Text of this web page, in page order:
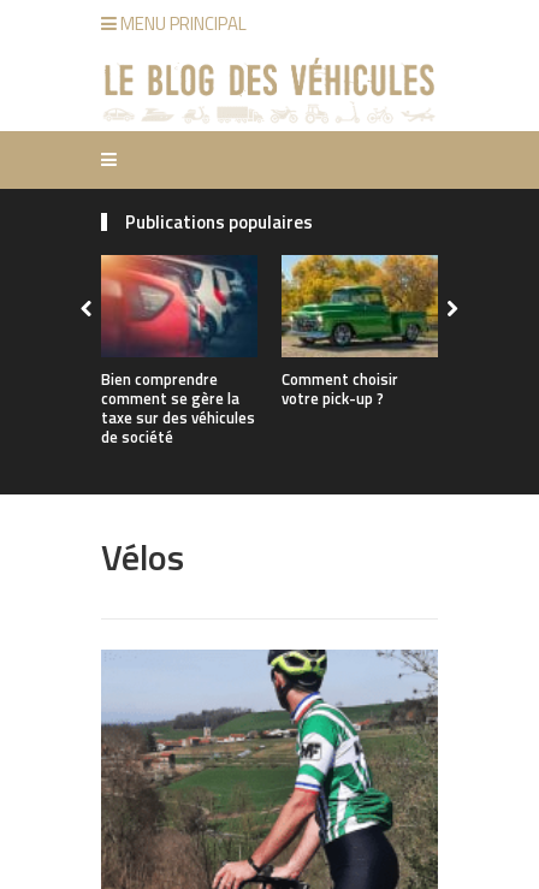
MENU PRINCIPAL
Publications populaires
Bien comprendre
comment se gère la
taxe sur des véhicules
de société
Comment choisir
votre pick-up ?
Vélos